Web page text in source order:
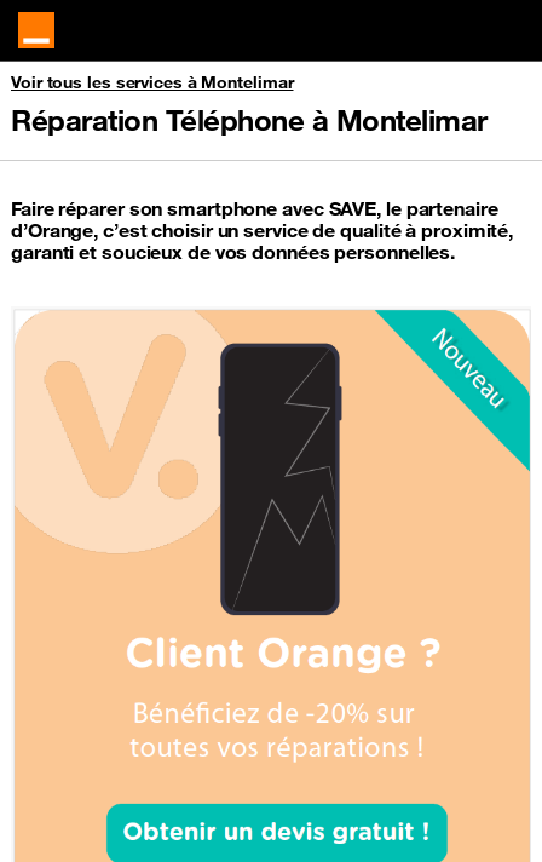
Voir tous les services à Montelimar
Réparation Téléphone à Montelimar
Faire réparer son smartphone avec SAVE, le partenaire
d’Orange, c’est choisir un service de qualité à proximité,
garanti et soucieux de vos données personnelles.